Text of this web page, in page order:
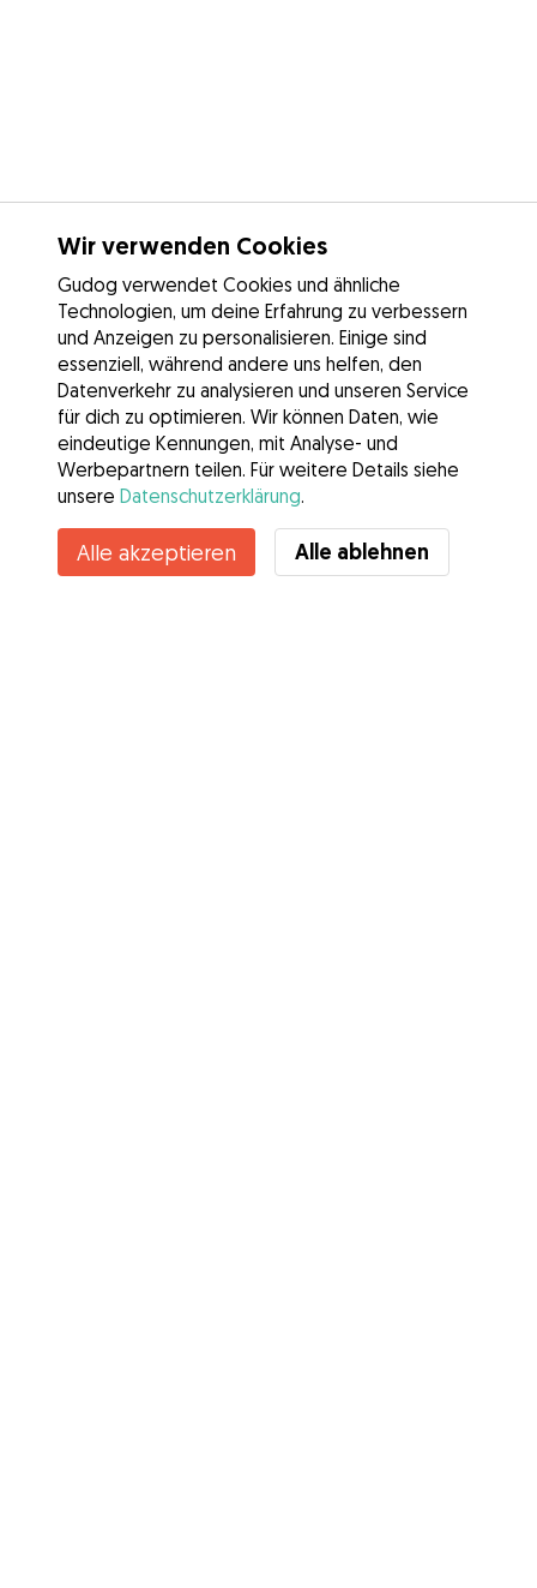
Wir verwenden Cookies
Gudog verwendet Cookies und ähnliche
Technologien, um deine Erfahrung zu verbessern
und Anzeigen zu personalisieren. Einige sind
essenziell, während andere uns helfen, den
Datenverkehr zu analysieren und unseren Service
für dich zu optimieren. Wir können Daten, wie
eindeutige Kennungen, mit Analyse- und
Werbepartnern teilen. Für weitere Details siehe
unsere Datenschutzerklärung.
Alle akzeptieren Alle ablehnen